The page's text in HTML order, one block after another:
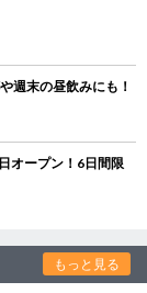
週末の昼飲みにも！
オープン！6日間限
もっと見る